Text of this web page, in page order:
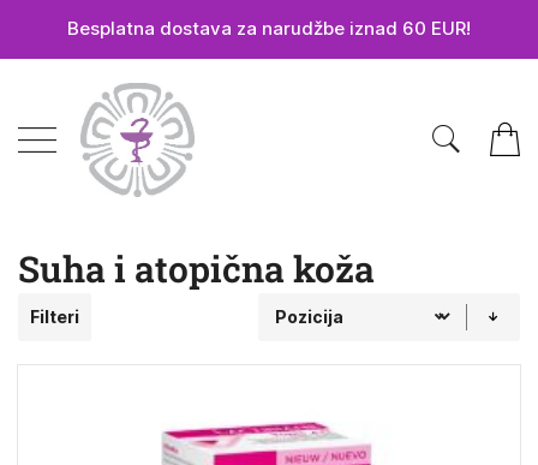
Besplatna dostava za narudžbe iznad 60 EUR!
sadržaj
Moja
Suha i atopična koža
Filteri